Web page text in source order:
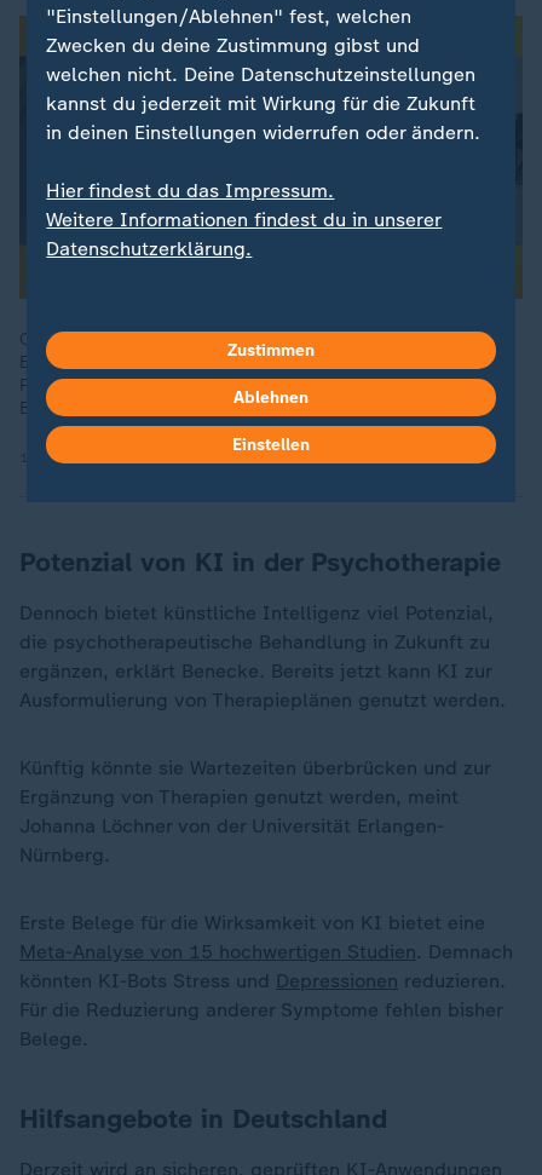
Chatbots sind immer ansprechbar, können aber keine
Emotionen empfinden. Harald Baumeister, Psychologischer
Psychotherapeut, erklärt, wo die Chancen und Grenzen der
Bots liegen.
14.07.2025 | 5:56 min
Potenzial von KI in der Psychotherapie
Dennoch bietet künstliche Intelligenz viel Potenzial,
die psychotherapeutische Behandlung in Zukunft zu
ergänzen, erklärt Benecke. Bereits jetzt kann KI zur
Ausformulierung von Therapieplänen genutzt werden.
Künftig könnte sie Wartezeiten überbrücken und zur
Ergänzung von Therapien genutzt werden, meint
Johanna Löchner von der Universität Erlangen-
Nürnberg.
Erste Belege für die Wirksamkeit von KI bietet eine
Meta-Analyse von 15 hochwertigen Studien. Demnach
könnten KI-Bots Stress und Depressionen reduzieren.
Für die Reduzierung anderer Symptome fehlen bisher
Belege.
Hilfsangebote in Deutschland
Derzeit wird an sicheren, geprüften KI-Anwendungen
"Einstellungen/Ablehnen" fest, welchen
Zwecken du deine Zustimmung gibst und
welchen nicht. Deine Datenschutzeinstellungen
kannst du jederzeit mit Wirkung für die Zukunft
in deinen Einstellungen widerrufen oder ändern.
Hier findest du das Impressum.
Weitere Informationen findest du in unserer
Datenschutzerklärung.
Zustimmen
Ablehnen
Einstellen